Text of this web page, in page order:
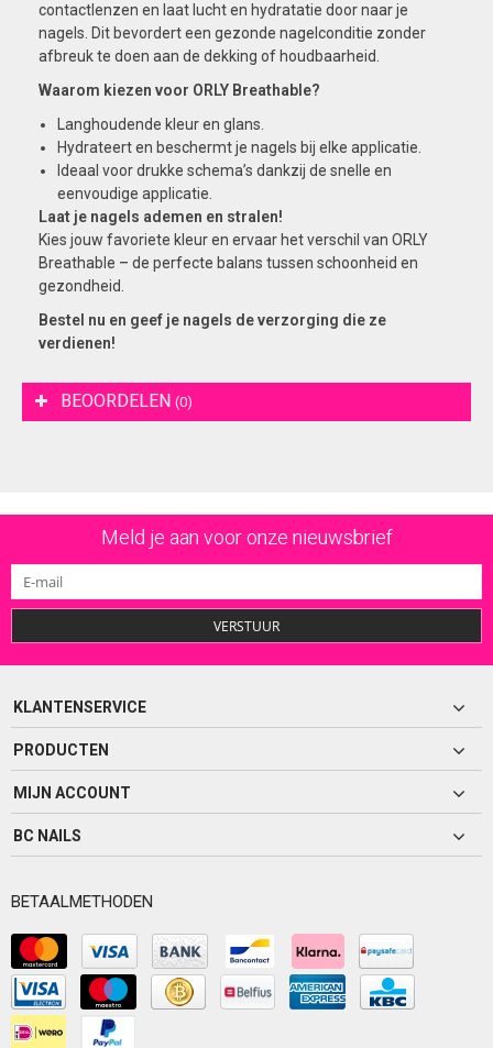
contactlenzen en laat lucht en hydratatie door naar je
nagels. Dit bevordert een gezonde nagelconditie zonder
afbreuk te doen aan de dekking of houdbaarheid.
Waarom kiezen voor ORLY Breathable?
Langhoudende kleur en glans.
Hydrateert en beschermt je nagels bij elke applicatie.
Ideaal voor drukke schema’s dankzij de snelle en
eenvoudige applicatie.
Laat je nagels ademen en stralen!
Kies jouw favoriete kleur en ervaar het verschil van ORLY
Breathable – de perfecte balans tussen schoonheid en
gezondheid.
Bestel nu en geef je nagels de verzorging die ze
verdienen!
BEOORDELEN (0)
Meld je aan voor onze nieuwsbrief
VERSTUUR
KLANTENSERVICE
PRODUCTEN
MIJN ACCOUNT
BC NAILS
BETAALMETHODEN